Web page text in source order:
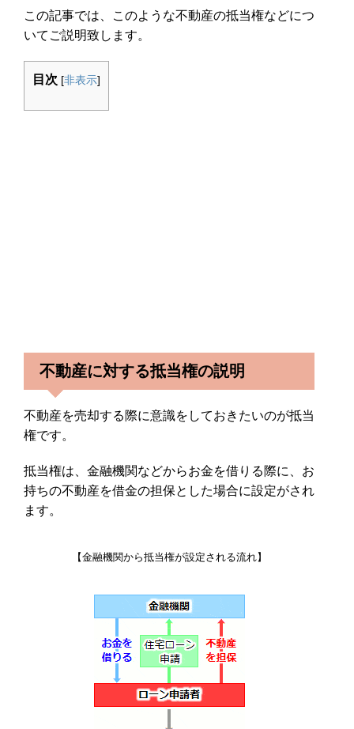
この記事では、このような不動産の抵当権などにつ
いてご説明致します。
目次 [非表示]
不動産に対する抵当権の説明
不動産を売却する際に意識をしておきたいのが抵当
権です。
抵当権は、金融機関などからお金を借りる際に、お
持ちの不動産を借金の担保とした場合に設定がされ
ます。
【金融機関から抵当権が設定される流れ】